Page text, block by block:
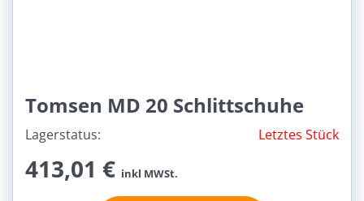
Tomsen MD 20 Schlittschuhe
Lagerstatus: Letztes Stück
413,01 € inkl MWSt.